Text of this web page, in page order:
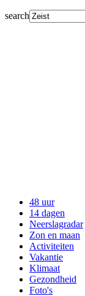
search
48 uur
14 dagen
Neerslagradar
Zon en maan
Activiteiten
Vakantie
Klimaat
Gezondheid
Foto's